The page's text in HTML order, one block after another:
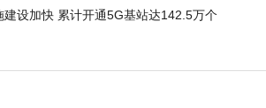
建设加快 累计开通5G基站达142.5万个